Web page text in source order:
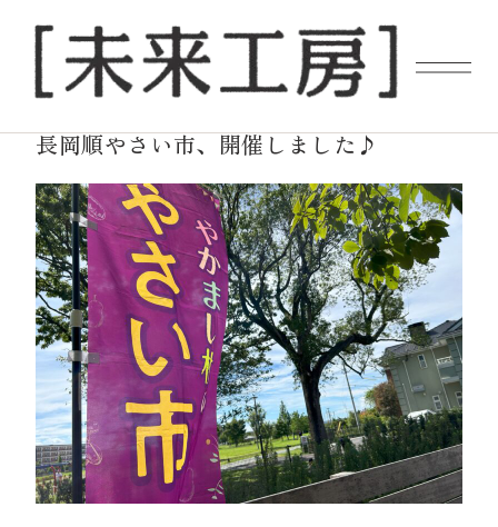
長岡順やさい市、開催しました♪